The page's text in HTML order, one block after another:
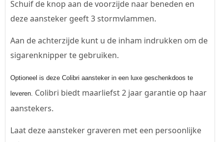
Schuif de knop aan de voorzijde naar beneden en
deze aansteker geeft 3 stormvlammen.
Aan de achterzijde kunt u de inham indrukken om de
sigarenknipper te gebruiken.
Optioneel is deze Colibri aansteker in een luxe geschenkdoos te
leveren. Colibri biedt maarliefst 2 jaar garantie op haar
aanstekers.
Laat deze aansteker graveren met een persoonlijke